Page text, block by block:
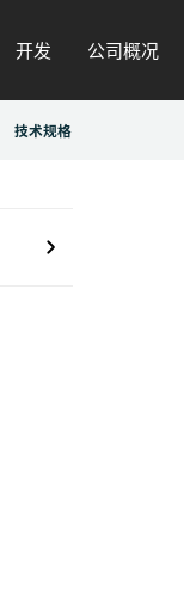
开发 公司概况
技术规格